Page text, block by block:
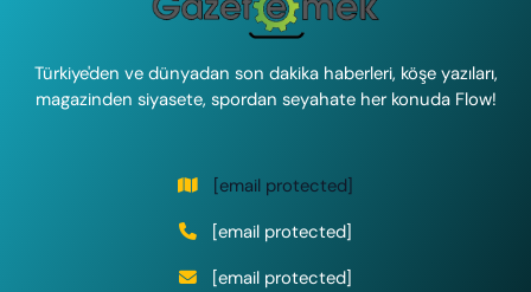
Türkiye'den ve dünyadan son dakika haberleri, köşe yazıları,
magazinden siyasete, spordan seyahate her konuda Flow!
[email protected]
[email protected]
[email protected]